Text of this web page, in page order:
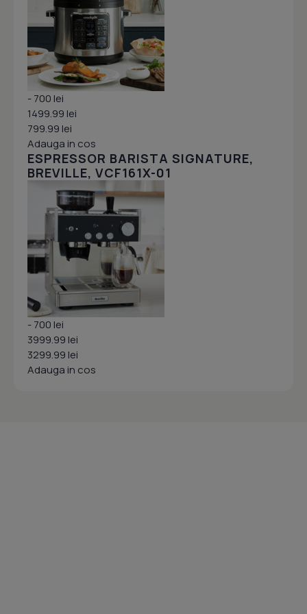
- 700 lei
1499.99 lei
799.99 lei
Adauga in cos
ESPRESSOR BARISTA SIGNATURE,
BREVILLE, VCF161X-01
- 700 lei
3999.99 lei
3299.99 lei
Adauga in cos